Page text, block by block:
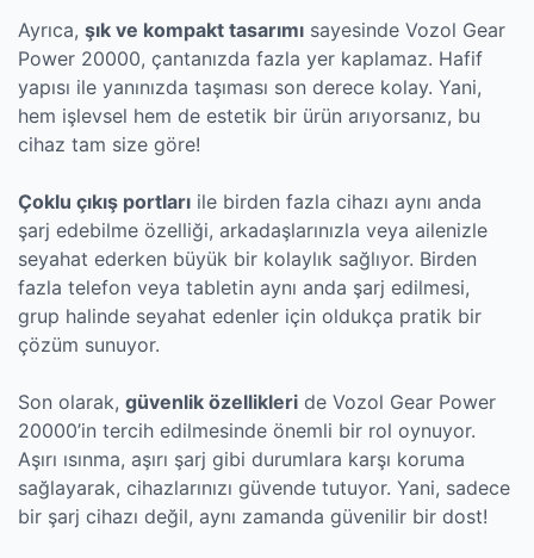
Ayrıca, şık ve kompakt tasarımı sayesinde Vozol Gear
Power 20000, çantanızda fazla yer kaplamaz. Hafif
yapısı ile yanınızda taşıması son derece kolay. Yani,
hem işlevsel hem de estetik bir ürün arıyorsanız, bu
cihaz tam size göre!
Çoklu çıkış portları ile birden fazla cihazı aynı anda
şarj edebilme özelliği, arkadaşlarınızla veya ailenizle
seyahat ederken büyük bir kolaylık sağlıyor. Birden
fazla telefon veya tabletin aynı anda şarj edilmesi,
grup halinde seyahat edenler için oldukça pratik bir
çözüm sunuyor.
Son olarak, güvenlik özellikleri de Vozol Gear Power
20000’in tercih edilmesinde önemli bir rol oynuyor.
Aşırı ısınma, aşırı şarj gibi durumlara karşı koruma
sağlayarak, cihazlarınızı güvende tutuyor. Yani, sadece
bir şarj cihazı değil, aynı zamanda güvenilir bir dost!